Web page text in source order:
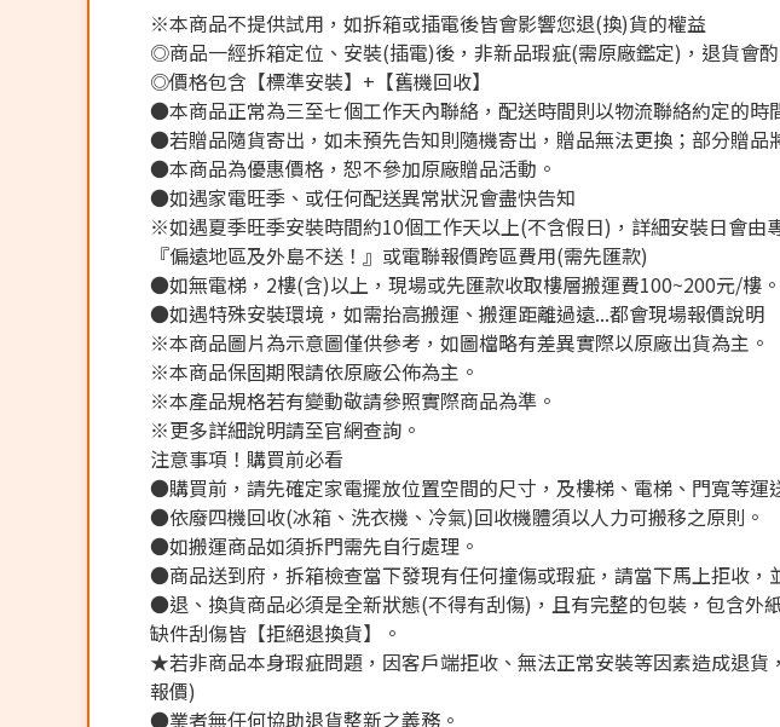
※本商品不提供試用，如拆箱或插電後皆會影響您退(換)貨的權益
◎商品一經拆箱定位、安裝(插電)後，非新品瑕疵(需原廠鑑定)，退貨會
◎價格包含【標準安裝】+【舊機回收】
●本商品正常為三至七個工作天內聯絡，配送時間則以物流聯絡約定的時
●若贈品隨貨寄出，如未預先告知則隨機寄出，贈品無法更換；部分贈品
●本商品為優惠價格，恕不參加原廠贈品活動。
●如遇家電旺季、或任何配送異常狀況會盡快告知
※如遇夏季旺季安裝時間約10個工作天以上(不含假日)，詳細安裝日會由
『偏遠地區及外島不送！』或電聯報價跨區費用(需先匯款)
●如無電梯，2樓(含)以上，現場或先匯款收取樓層搬運費100~200元/樓。
●如遇特殊安裝環境，如需抬高搬運、搬運距離過遠...都會現場報價說明
※本商品圖片為示意圖僅供參考，如圖檔略有差異實際以原廠出貨為主。
※本商品保固期限請依原廠公佈為主。
※本產品規格若有變動敬請參照實際商品為準。
※更多詳細說明請至官網查詢。
注意事項！購買前必看
●購買前，請先確定家電擺放位置空間的尺寸，及樓梯、電梯、門寬等運
●依廢四機回收(冰箱、洗衣機、冷氣)回收機體須以人力可搬移之原則。
●如搬運商品如須拆門需先自行處理。
●商品送到府，拆箱檢查當下發現有任何撞傷或瑕疵，請當下馬上拒收，
●退、換貨商品必須是全新狀態(不得有刮傷)，且有完整的包裝，包含外
缺件刮傷皆【拒絕退換貨】。
★若非商品本身瑕疵問題，因客戶端拒收、無法正常安裝等因素造成退
報價)
●業者無任何協助退貨整新之義務。